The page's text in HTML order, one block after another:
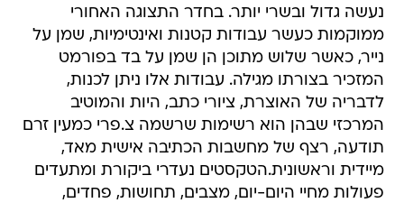
נעשה גדול ובשרי יותר. בחדר התצוגה האחורי
ממוקמות כעשר עבודות קטנות ואינטימיות, שמן על
נייר, כאשר שלוש מתוכן הן שמן על בד בפורמט
המזכיר בצורתו מגילה. עבודות אלו ניתן לכנות,
לדבריה של האוצרת, ציורי כתב, היות והמוטיב
המרכזי שבהן הוא רשימות שרשמה צ.פרי כמעין זרם
תודעה, רצף של מחשבות הכתיבה אישית מאד,
מיידית וראשונית.הטקסטים נעדרי ביקורת ומתעדים
פעולות מחיי היום-יום, מצבים, תחושות, פחדים,